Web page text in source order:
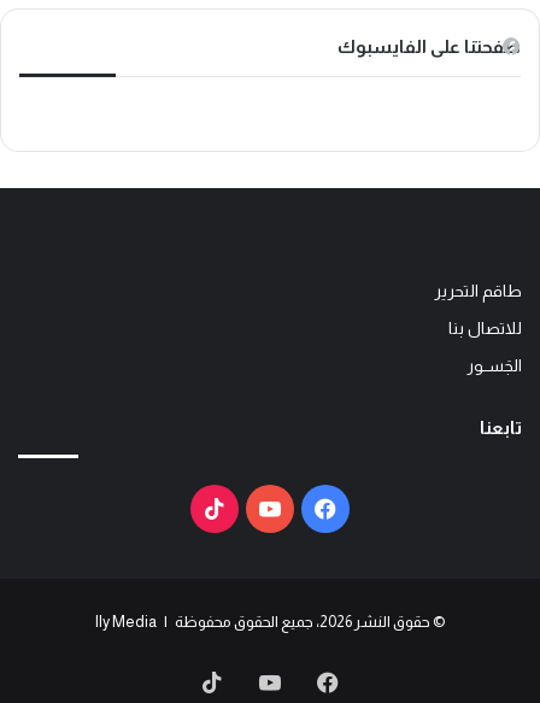
k
صفحتنا على الفايسبوك
طاقم التحرير
للاتصال بنا
الجَســور
تابعنا
فيسبوكيوتيوب ‫TikTok
© حقوق النشر 2026، جميع الحقوق محفوظة | Ily Media
فيسبوكيوتيوب